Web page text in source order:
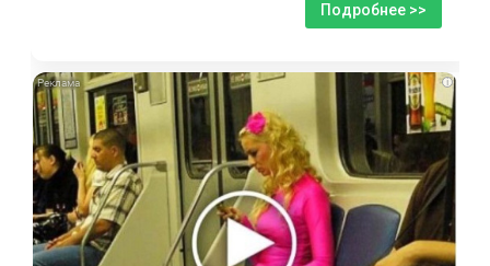
Подробнее >>
i